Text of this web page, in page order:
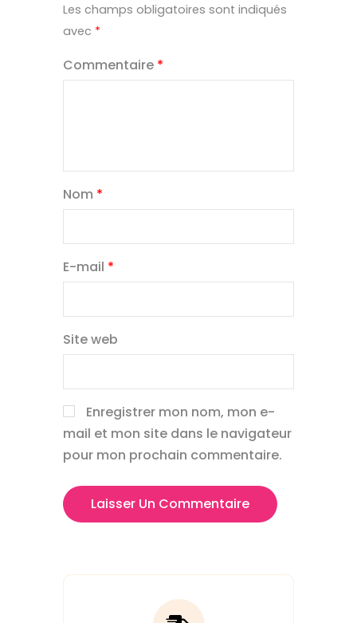
Les champs obligatoires sont indiqués
avec *
Commentaire *
Nom *
E-mail *
Site web
Enregistrer mon nom, mon e-
mail et mon site dans le navigateur
pour mon prochain commentaire.